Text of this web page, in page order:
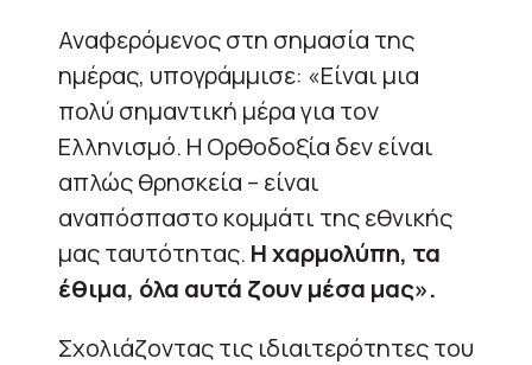
Αναφερόμενος στη σημασία της
ημέρας, υπογράμμισε: «Είναι μια
πολύ σημαντική μέρα για τον
Ελληνισμό. Η Ορθοδοξία δεν είναι
απλώς θρησκεία – είναι
αναπόσπαστο κομμάτι της εθνικής
μας ταυτότητας. Η χαρμολύπη, τα
έθιμα, όλα αυτά ζουν μέσα μας».
Σχολιάζοντας τις ιδιαιτερότητες του